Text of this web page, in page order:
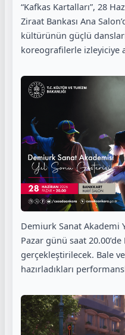
“Kafkas Kartalları”, 28
Ziraat Bankası Ana
kültürünün güçlü
koreografilerle izleyiciye
Demiurk Sanat Akademi
Pazar günü saat
gerçekleştirilecek. Bale
hazırladıkları